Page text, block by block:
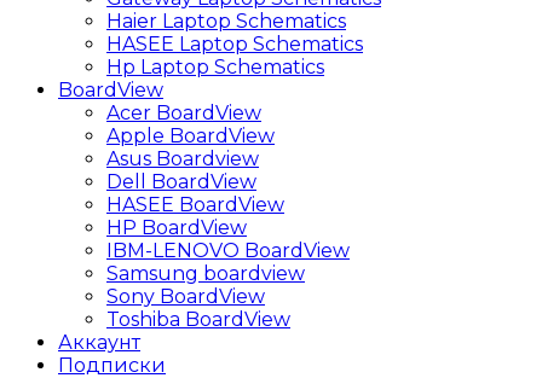
Haier Laptop Schematics
HASEE Laptop Schematics
Hp Laptop Schematics
BoardView
Acer BoardView
Apple BoardView
Asus Boardview
Dell BoardView
HASEE BoardView
HP BoardView
IBM-LENOVO BoardView
Samsung boardview
Sony BoardView
Toshiba BoardView
Аккаунт
Подписки